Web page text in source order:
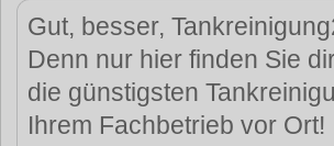
Gut, besser,
Denn nur hier finden Sie
die günstigsten
Ihrem Fachbetrieb vor Ort!